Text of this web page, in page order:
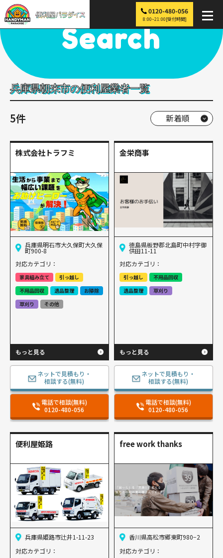
0120-480-056
8:00~21:00[受付時間]
便利屋パラダイス > 探す > 朝来市
Search
兵庫県朝来市の便利屋業者一覧
5件
株式会社トラフミ
兵庫県明石市大久保町大久保
町900-8
対応カテゴリ：
家具組み立て
引っ越し
不用品回収
遺品整理
お掃除
草刈り
その他
もっと見る
ネットで見積もり・
相談する(無料)
電話で相談(無料)
0120-480-056
金栄商事
徳島県板野郡北島町中村字御
供田11-11
対応カテゴリ：
引っ越し
不用品回収
遺品整理
草刈り
もっと見る
ネットで見積もり・
相談する(無料)
電話で相談(無料)
0120-480-056
便利屋姫路
兵庫県姫路市辻井1-11-23
対応カテゴリ：
free work thanks
香川県高松市郷東町980−2
対応カテゴリ：